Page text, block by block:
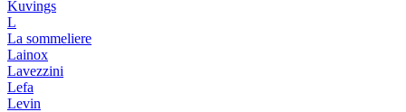
Kuvings
L
La sommeliere
Lainox
Lavezzini
Lefa
Levin